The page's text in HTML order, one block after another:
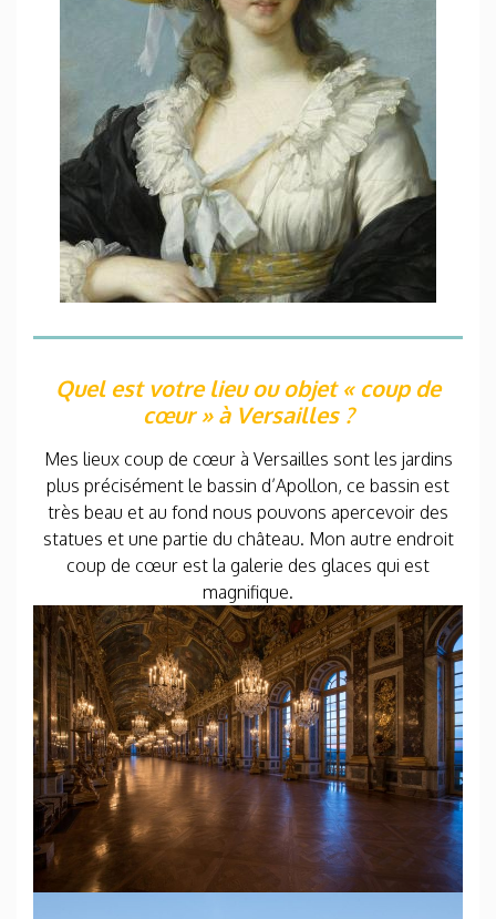
Quel est votre lieu ou objet « coup de
cœur » à Versailles ?
Mes lieux coup de cœur à Versailles sont les jardins
plus précisément le bassin d’Apollon, ce bassin est
très beau et au fond nous pouvons apercevoir des
statues et une partie du château. Mon autre endroit
coup de cœur est la galerie des glaces qui est
magnifique.